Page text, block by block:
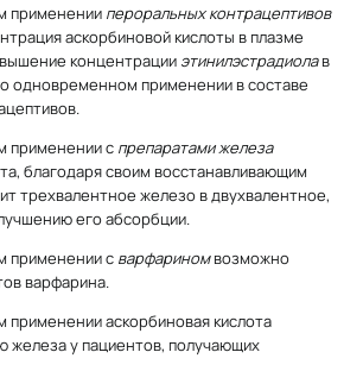
применении пероральных контрацептивов
аскорбиновой кислоты в плазме
концентрации этинилэстрадиолав
одновременном применении в составе
применении с препаратами железа
благодаря своим восстанавливающим
трехвалентное железо в двухвалентное,
его абсорбции.
применении с варфариномвозможно
варфарина.
аскорбиновая кислота
железа у пациентов, получающих